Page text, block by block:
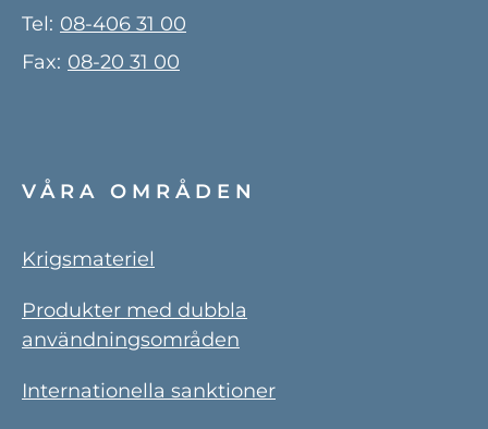
Tel: 08-406 31 00
Fax: 08-20 31 00
VÅRA OMRÅDEN
Krigsmateriel
Produkter med dubbla
användningsområden
Internationella sanktioner